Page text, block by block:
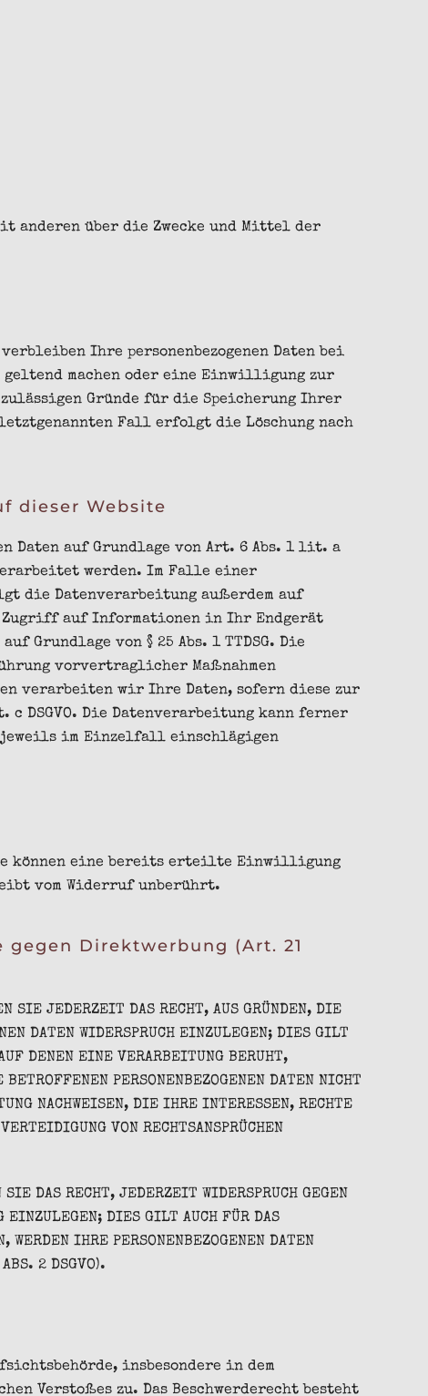
über die Zwecke und Mittel der
Ihre personenbezogenen Daten bei
machen oder eine Einwilligung zur
Gründe für die Speicherung Ihrer
letztgenannten Fall erfolgt die Löschung nach
dieser Website
Daten auf Grundlage von Art. 6 Abs. 1 lit. a
verarbeitet werden. Im Falle einer
die Datenverarbeitung außerdem auf
Zugriff auf Informationen in Ihr Endgerät
von § 25 Abs. 1 TTDSG. Die
vorvertraglicher Maßnahmen
verarbeiten wir Ihre Daten, sofern diese zur
Die Datenverarbeitung kann ferner
jeweils im Einzelfall einschlägigen
können eine bereits erteilte Einwilligung
vom Widerruf unberührt.
Direktwerbung (Art. 21
SIE JEDERZEIT DAS RECHT, AUS GRÜNDEN, DIE
DATEN WIDERSPRUCH EINZULEGEN; DIES GILT
DENEN EINE VERARBEITUNG BERUHT,
PERSONENBEZOGENEN DATEN NICHT
NACHWEISEN, DIE IHRE INTERESSEN, RECHTE
VON RECHTSANSPRÜCHEN
DAS RECHT, JEDERZEIT WIDERSPRUCH GEGEN
EINZULEGEN; DIES GILT AUCH FÜR DAS
IHRE PERSONENBEZOGENEN DATEN
2 DSGVO).
insbesondere in dem
Verstoßes zu. Das Beschwerderecht besteht